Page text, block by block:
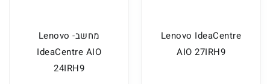
Lenovo IdeaCentre
AIO 27IRH9
מחשב- Lenovo
IdeaCentre AIO
24IRH9